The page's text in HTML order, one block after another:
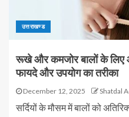
उत्तराखण्ड
रूखे और कमजोर बालों के लिए
फायदे और उपयोग का तरीका
December 12, 2025 Shatdal
सर्दियों के मौसम में बालों को